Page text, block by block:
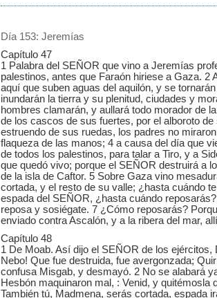
Día 153: Jeremías
Capítulo 47
1 Palabra del SEÑOR que vino a Jeremías
palestinos, antes que Faraón hiriese a Gaza. 2
aquí que suben aguas del aquilón, y se
inundarán la tierra y su plenitud, ciudades y
hombres clamarán, y aullará todo morador de
de los cascos de sus fuertes, por el alboroto
estruendo de sus ruedas, los padres no
flaqueza de las manos; 4 a causa del día que
de todos los palestinos, para talar a Tiro, y a
que quedó vivo; porque el SEÑOR destruirá a
de la isla de Caftor. 5 Sobre Gaza vino
cortada, y el resto de su valle; ¿hasta cuándo
espada del SEÑOR, ¿hasta cuándo
reposa y sosiégate. 7 ¿Cómo reposarás?
enviado contra Ascalón, y a la ribera del mar,
Capítulo 48
1 De Moab. Así dijo el SEÑOR de los ejércitos,
Nebo! Que fue destruida, fue avergonzada;
confusa Misgab, y desmayó. 2 No se alabará
Hesbón maquinaron mal, : Venid, y quitémosla
También tú, Madmena, serás cortada, espada